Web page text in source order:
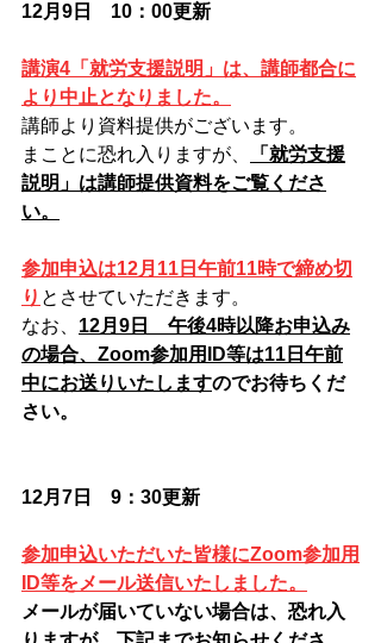
12月9日　10：00更新
講演4「就労支援説明」は、講師都合に
より中止となりました。
講師より資料提供がございます。
まことに恐れ入りますが、
「就労支援
説明」は講師提供資料をご覧くださ
い。
参加申込は12月11日午前11時で締め切
り とさせていただきます。
なお、 12月9日　午後4時以降お申込み
の場合、Zoom参加用ID等は11日午前
中にお送りいたしますのでお待ちくだ
さい。
12月7日　9：30更新
参加申込いただいた皆様にZoom参加用
ID等をメール送信いたしました。
メールが届いていない場合は、恐れ入